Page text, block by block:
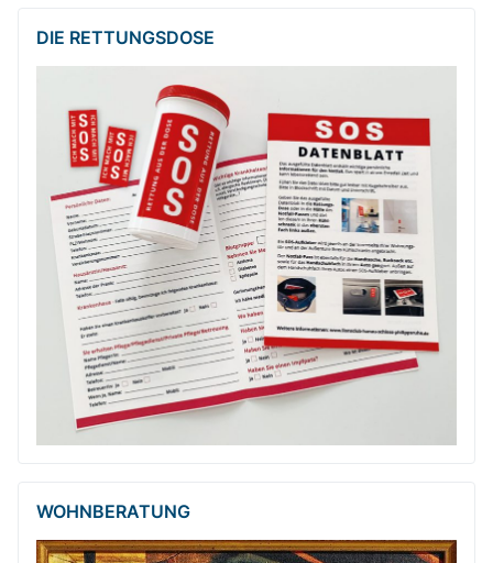
DIE RETTUNGSDOSE
WOHNBERATUNG